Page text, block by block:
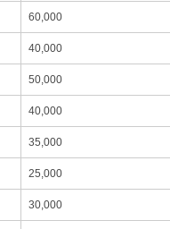
60,000
40,000
50,000
40,000
35,000
25,000
30,000